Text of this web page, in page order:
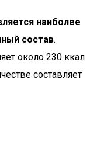
наиболее
состав.
около 230 ккал
составляет